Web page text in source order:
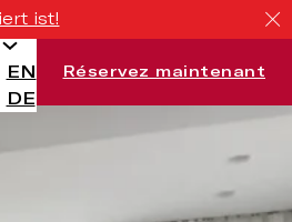
ist!
EN
DE
Réservez maintenant